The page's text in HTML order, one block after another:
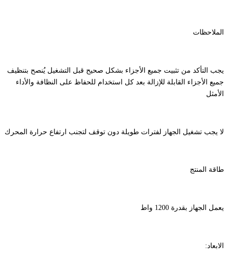
الملاحظات
يجب التأكد من تثبيت جميع الأجزاء بشكل صحيح قبل التشغيل يُنصح بتنظيف
جميع الأجزاء القابلة للإزالة بعد كل استخدام للحفاظ على النظافة والأداء
الأمثل
لا يجب تشغيل الجهاز لفترات طويلة دون توقف لتجنب ارتفاع حرارة المحرك
طاقة المنتج
يعمل الجهاز بقدرة 1200 واط
الابعاد: